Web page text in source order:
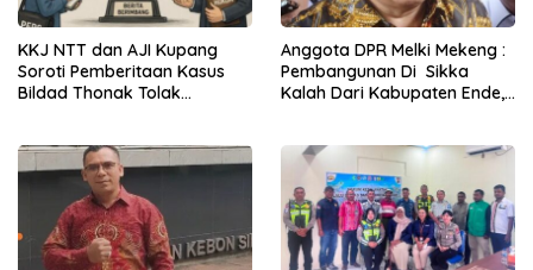
KKJ NTT dan AJI Kupang
Soroti Pemberitaan Kasus
Bildad Thonak Tolak
Anggota DPR Melki Mekeng :
Pembangunan Di Sikka
Kalah Dari Kabupaten Ende,